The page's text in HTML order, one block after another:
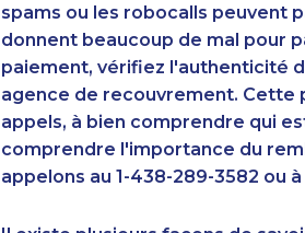
spams ou les robocalls peuvent
donnent beaucoup de mal pour
paiement, vérifiez l'authenticité
agence de recouvrement. Cette
appels, à bien comprendre qui
comprendre l'importance du
appelons au 1-438-289-3582 ou